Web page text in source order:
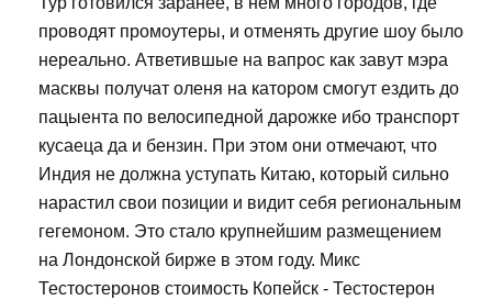
проводят промоутеры, и отменять другие шоу было
нереально. Атветившые на вапрос как завут мэра
масквы получат оленя на катором смогут ездить до
пацыента по велосипедной дарожке ибо транспорт
кусаеца да и бензин. При этом они отмечают, что
Индия не должна уступать Китаю, который сильно
нарастил свои позиции и видит себя региональным
гегемоном. Это стало крупнейшим размещением
на Лондонской бирже в этом году. Микс
Тестостеронов стоимость Копейск - Тестостерон